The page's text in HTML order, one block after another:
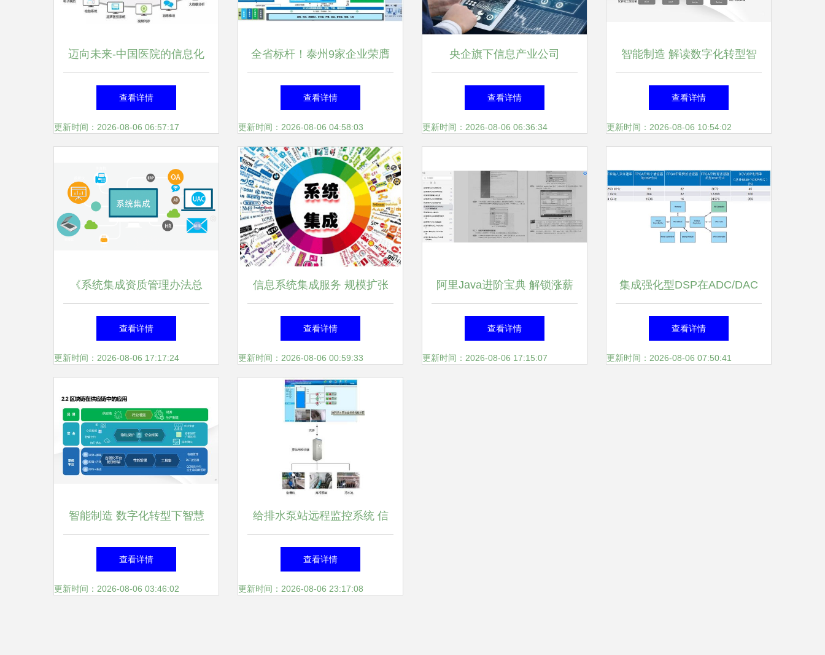
迈向未来-中国医院的信息化
走向 信息系统集成服务引领
变革
查看详情
更新时间：2026-08-06 06:57:17
全省标杆！泰州9家企业荣膺
省工业互联网标杆工厂，信息
系统集成服务成转型关键
查看详情
更新时间：2026-08-06 04:58:03
央企旗下信息产业公司
33.53%股权转让，信息系统
集成服务成核心价值
查看详情
更新时间：2026-08-06 06:36:34
智能制造 解读数字化转型智
慧工厂建设解决方案
查看详情
更新时间：2026-08-06 10:54:02
《系统集成资质管理办法总
则》解读 规范信息系统集成
服务市场
查看详情
更新时间：2026-08-06 17:17:24
信息系统集成服务 规模扩张
下的专业化与多元化发展路径
查看详情
更新时间：2026-08-06 00:59:33
阿里Java进阶宝典 解锁涨薪
秘籍，成就技术巅峰
查看详情
更新时间：2026-08-06 17:15:07
集成强化型DSP在ADC/DAC
IC中的革新 赋能宽带多通道
信息系统集成服务
查看详情
更新时间：2026-08-06 07:50:41
智能制造 数字化转型下智慧
工厂建设的解决方案与信息系
统集成服务
查看详情
更新时间：2026-08-06 03:46:02
给排水泵站远程监控系统 信
息系统集成服务解决方案
查看详情
更新时间：2026-08-06 23:17:08